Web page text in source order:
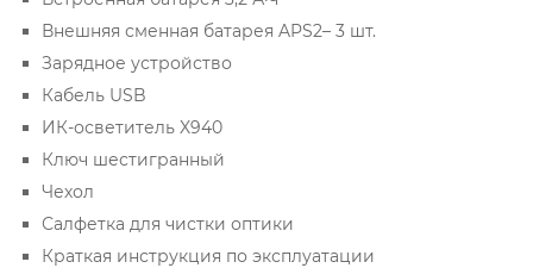
Внешняя сменная батарея APS2– 3 шт.
Зарядное устройство
Кабель USB
ИК-осветитель X940
Ключ шестигранный
Чехол
Салфетка для чистки оптики
Краткая инструкция по эксплуатации